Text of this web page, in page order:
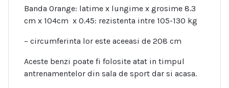
Banda Orange: latime x lungime x grosime 8.3
cm x 104cm x 0.45: rezistenta intre 105-130 kg
– circumferinta lor este aceeasi de 208 cm
Aceste benzi poate fi folosite atat in timpul
antrenamentelor din sala de sport dar si acasa.